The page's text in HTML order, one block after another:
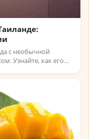
с необычной
Узнайте, как его